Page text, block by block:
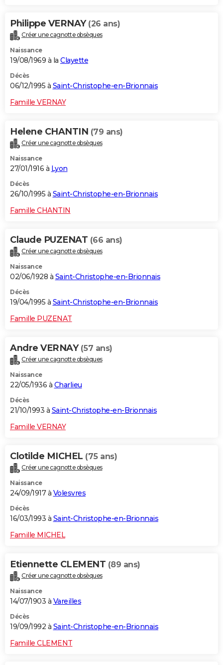
Philippe VERNAY (26 ans)
Créer une cagnotte obsèques
Naissance
19/08/1969 à la Clayette
Décès
06/12/1995 à Saint-Christophe-en-Brionnais
Famille VERNAY
Helene CHANTIN (79 ans)
Créer une cagnotte obsèques
Naissance
27/01/1916 à Lyon
Décès
26/10/1995 à Saint-Christophe-en-Brionnais
Famille CHANTIN
Claude PUZENAT (66 ans)
Créer une cagnotte obsèques
Naissance
02/06/1928 à Saint-Christophe-en-Brionnais
Décès
19/04/1995 à Saint-Christophe-en-Brionnais
Famille PUZENAT
Andre VERNAY (57 ans)
Créer une cagnotte obsèques
Naissance
22/05/1936 à Charlieu
Décès
21/10/1993 à Saint-Christophe-en-Brionnais
Famille VERNAY
Clotilde MICHEL (75 ans)
Créer une cagnotte obsèques
Naissance
24/09/1917 à Volesvres
Décès
16/03/1993 à Saint-Christophe-en-Brionnais
Famille MICHEL
Etiennette CLEMENT (89 ans)
Créer une cagnotte obsèques
Naissance
14/07/1903 à Vareilles
Décès
19/09/1992 à Saint-Christophe-en-Brionnais
Famille CLEMENT